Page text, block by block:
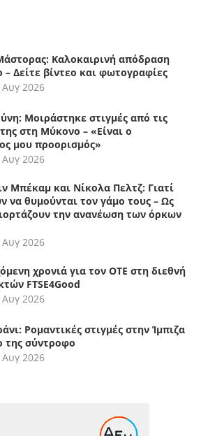
Καλοκαιρινή απόδραση
Δείτε βίντεο και φωτογραφίες
2026
Μοιράστηκε στιγμές από τις
στη Μύκονο – «Είναι ο
μου προορισμός»
2026
Μπέκαμ και Νίκολα Πελτζ: Γιατί
να θυμούνται τον γάμο τους – Ως
την ανανέωση των όρκων
2026
χρονιά για τον ΟΤΕ στη διεθνή
FTSE4Good
2026
Ρομαντικές στιγμές στην Ίμπιζα
της σύντροφο
2026